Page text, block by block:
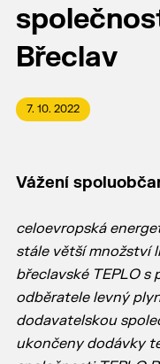
Břeclav
7. 10. 2022
Vážení
celoevropská
stále větší množství
břeclavské TEPLO s
odběratele levný
dodavatelskou
ukončeny dodávky